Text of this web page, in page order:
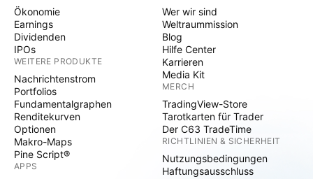
Ökonomie
Earnings
Dividenden
IPOs
WEITERE PRODUKTE
Nachrichtenstrom
Portfolios
Fundamentalgraphen
Renditekurven
Optionen
Makro-Maps
Pine Script®
APPS
Wer wir sind
Weltraummission
Blog
Hilfe Center
Karrieren
Media Kit
MERCH
TradingView-Store
Tarotkarten für Trader
Der C63 TradeTime
RICHTLINIEN & SICHERHEIT
Nutzungsbedingungen
Haftungsausschluss